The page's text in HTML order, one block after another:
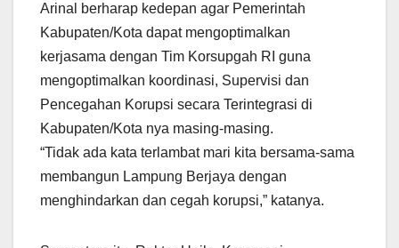
Arinal berharap kedepan agar Pemerintah
Kabupaten/Kota dapat mengoptimalkan
kerjasama dengan Tim Korsupgah RI guna
mengoptimalkan koordinasi, Supervisi dan
Pencegahan Korupsi secara Terintegrasi di
Kabupaten/Kota nya masing-masing.
“Tidak ada kata terlambat mari kita bersama-sama
membangun Lampung Berjaya dengan
menghindarkan dan cegah korupsi,” katanya.